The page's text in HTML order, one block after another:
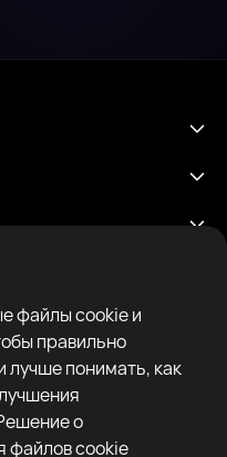
файлы cookie и
правильно
лучше понимать, как
о
файлов cookie